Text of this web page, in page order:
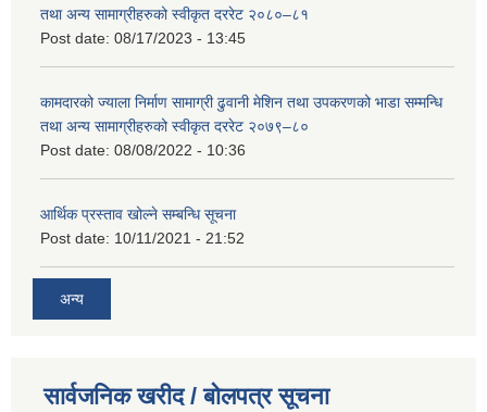
तथा अन्य सामाग्रीहरुको स्वीकृत दररेट २०८०–८१
Post date: 08/17/2023 - 13:45
कामदारको ज्याला निर्माण सामाग्री ढुवानी मेशिन तथा उपकरणको भाडा सम्मन्धि
तथा अन्य सामाग्रीहरुको स्वीकृत दररेट २०७९–८०
Post date: 08/08/2022 - 10:36
आर्थिक प्रस्ताव खोल्ने सम्बन्धि सूचना
Post date: 10/11/2021 - 21:52
अन्य
सार्वजनिक खरीद / बोलपत्र सूचना